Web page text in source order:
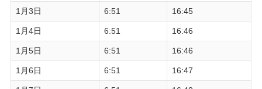
1月3日 6:51 16:45
1月4日 6:51 16:46
1月5日 6:51 16:46
1月6日 6:51 16:47